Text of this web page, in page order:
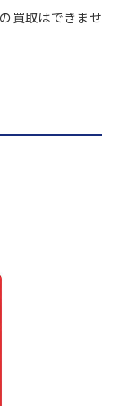
買取はできませ